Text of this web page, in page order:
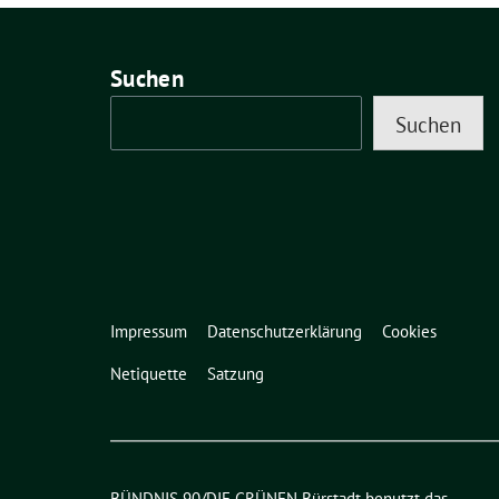
Suchen
Suchen
Impressum Datenschutzerklärung
Cookies
Netiquette
Satzung